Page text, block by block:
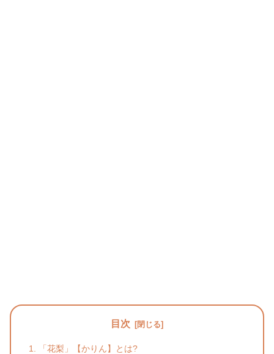
目次
「花梨」【かりん】とは?